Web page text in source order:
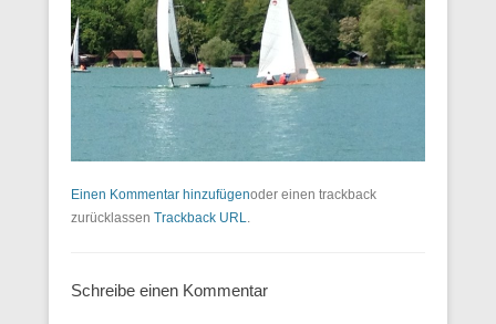
Einen Kommentar hinzufügenoder einen trackback
zurücklassen Trackback URL.
Schreibe einen Kommentar